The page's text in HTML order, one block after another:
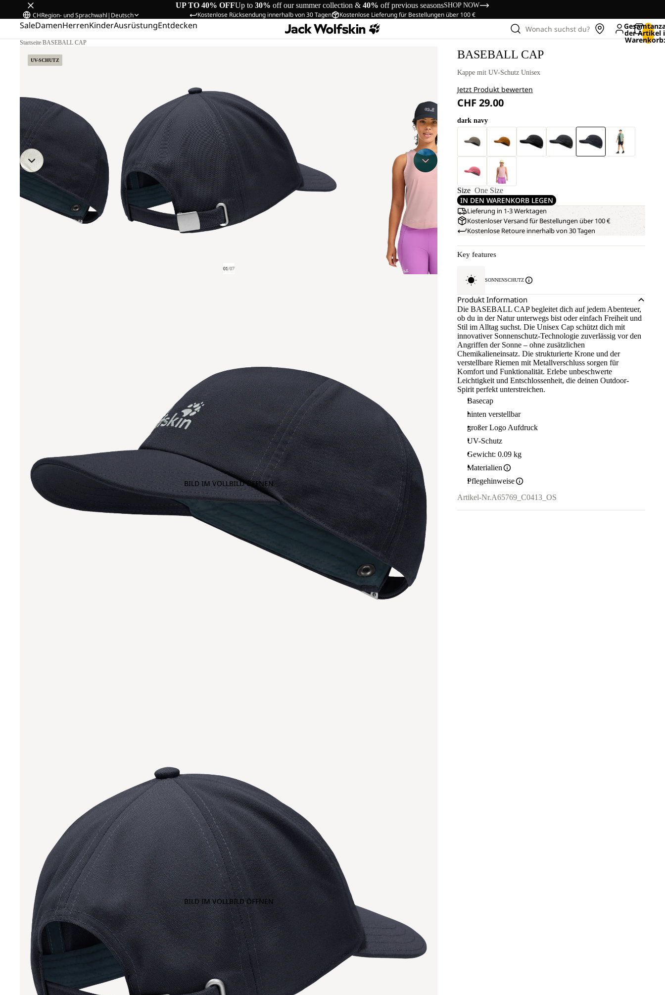
UP TO 40% OFFUp to 30% off our summer collection & 40% off previous seasonsSHOP NOW
Kostenlose Rücksendung innerhalb von 30 Tagen Kostenlose Lieferung für Bestellungen über 100 €
CHRegion- und Sprachwahl| Deutsch
SaleDamenHerrenKinderAusrüstungEntdecken Wonach suchst du? der Artikel
Startseite/BASEBALL CAP
UV-SCHUTZ
01/07
BILD IM VOLLBILD ÖFFNEN
BILD IM VOLLBILD ÖFFNEN
BASEBALL CAP
Kappe mit UV-Schutz Unisex
Jetzt Produkt bewerten
CHF 29.00
dark navy
Size One Size
IN DEN WARENKORB LEGEN
Lieferung in 1-3 Werktagen
Kostenloser Versand für Bestellungen über 100 €
Kostenlose Retoure innerhalb von 30 Tagen
Key features
SONNENSCHUTZ
Produkt Information
Die BASEBALL CAP begleitet dich auf jedem Abenteuer,
ob du in der Natur unterwegs bist oder einfach Freiheit und
Stil im Alltag suchst. Die Unisex Cap schützt dich mit
innovativer Sonnenschutz-Technologie zuverlässig vor den
Angriffen der Sonne – ohne zusätzlichen
Chemikalieneinsatz. Die strukturierte Krone und der
verstellbare Riemen mit Metallverschluss sorgen für
Komfort und Funktionalität. Erlebe unbeschwerte
Leichtigkeit und Entschlossenheit, die deinen Outdoor-
Spirit perfekt unterstreichen.
Basecap
hinten verstellbar
großer Logo Aufdruck
UV-Schutz
Gewicht: 0.09 kg
Materialien
Pflegehinweise
Artikel-Nr.A65769_C0413_OS